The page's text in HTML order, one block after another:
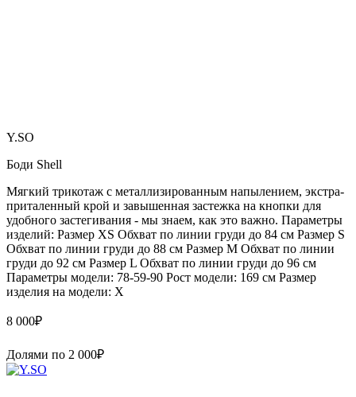
Y.SO
Боди Shell
Мягкий трикотаж с металлизированным напылением, экстра-
приталенный крой и завышенная застежка на кнопки для
удобного застегивания - мы знаем, как это важно. Параметры
изделий: Размер XS Обхват по линии груди до 84 см Размер S
Обхват по линии груди до 88 см Размер M Обхват по линии
груди до 92 см Размер L Обхват по линии груди до 96 см
Параметры модели: 78-59-90 Рост модели: 169 см Размер
изделия на модели: X
8 000₽
Долями по 2 000₽